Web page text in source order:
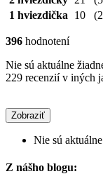
1 hviezdička
10
396 hodnotení
Nie sú aktuálne
229 recenzií v iných
Zobraziť
Nie sú
Z nášho blogu: